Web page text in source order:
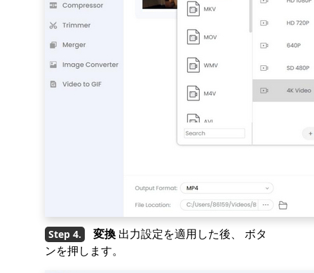
変換 出力設定を適用した後、 ボタ
ンを押します。